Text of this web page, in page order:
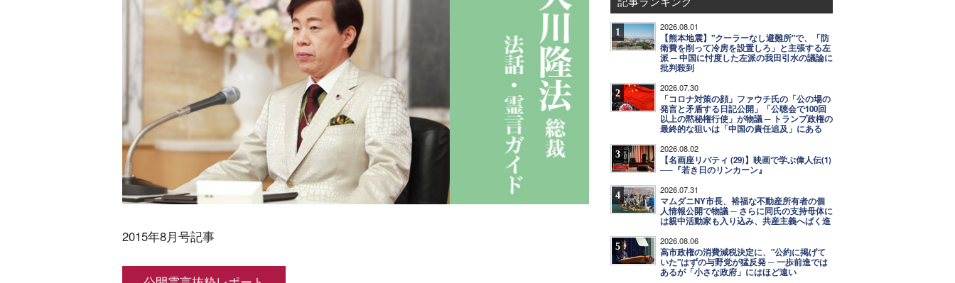
2015年8月号記事
1 2026.08.01
【熊本地震】"クーラーなし避難所"で、「防
衛費を削って冷房を設置しろ」と主張する左
派 ─ 中国に忖度した左派の我田引水の議論に
批判殺到
2 2026.07.30
「コロナ対策の顔」ファウチ氏の「公の場の
発言と矛盾する日記公開」「公聴会で100回
以上の黙秘権行使」が物議 ─ トランプ政権の
最終的な狙いは「中国の責任追及」にある
3 2026.08.02
【名画座リバティ (29)】映画で学ぶ偉人伝(1)
──『若き日のリンカーン』
4 2026.07.31
マムダニNY市長、裕福な不動産所有者の個
人情報公開で物議 ─ さらに同氏の支持母体に
は親中活動家も入り込み、共産主義へばく進
5 2026.08.06
高市政権の消費減税決定に、"公約に掲げて
いた"はずの与野党が猛反発 ─ 一歩前進では
あるが「小さな政府」にはほど遠い